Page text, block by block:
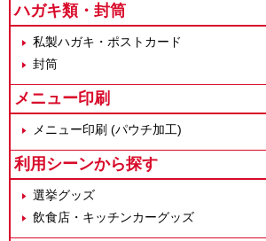
ハガキ類・封筒
私製ハガキ・ポストカード
封筒
メニュー印刷
メニュー印刷 (パウチ加工)
利用シーンから探す
選挙グッズ
飲食店・キッチンカーグッズ